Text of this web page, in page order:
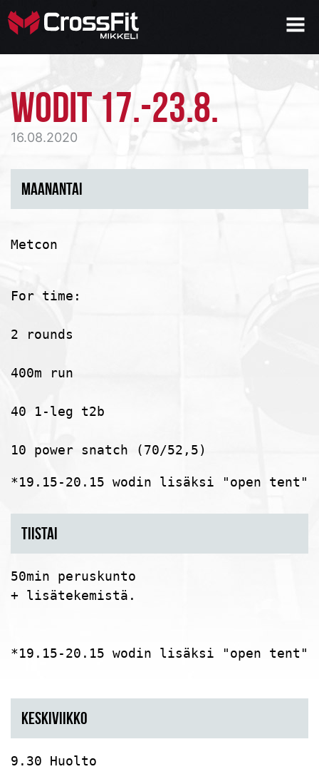
WODIT 17.-23.8.
16.08.2020
MAANANTAI
Metcon
For time:
2 rounds
400m run
40 1-leg t2b
10 power snatch (70/52,5)
*19.15-20.15 wodin lisäksi "open tent".
TIISTAI
50min peruskunto
+ lisätekemistä.
*19.15-20.15 wodin lisäksi "open tent".
KESKIVIIKKO
9.30 Huolto